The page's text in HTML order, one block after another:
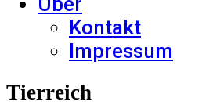
Kontakt
Impressum
Tierreich